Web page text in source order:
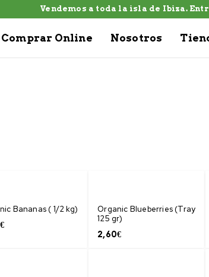
Vendemos a toda la isla de Ibiza.
Comprar Online Nosotros
Bananas ( 1/2 kg)
€
Organic Blueberries (Tray
125 gr)
2,60€